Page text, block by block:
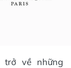
trở về những